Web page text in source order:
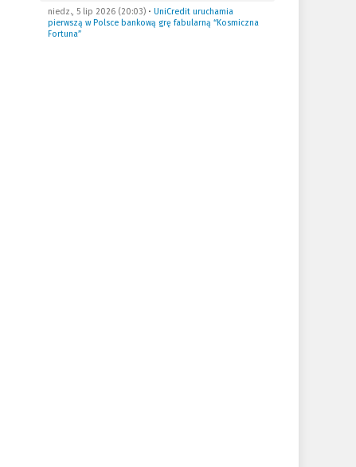
niedz., 5 lip 2026 (20:03)• UniCredit uruchamia
pierwszą w Polsce bankową grę fabularną “Kosmiczna
Fortuna”